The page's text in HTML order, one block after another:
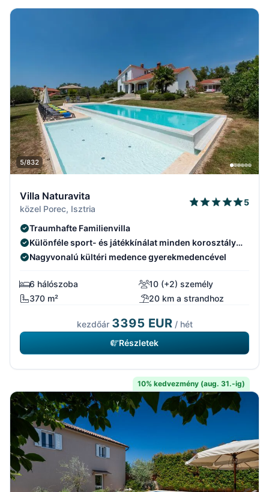
5/832
Villa Naturavita
közel Porec, Isztria
5
Traumhafte Familienvilla
Különféle sport- és játékkínálat minden korosztály
számára.
Nagyvonalú kültéri medence gyerekmedencével
6 hálószoba
10 (+2) személy
370 m²
20 km a strandhoz
kezdőár 3395 EUR/ hét
Részletek
10% kedvezmény (aug. 31.-ig)